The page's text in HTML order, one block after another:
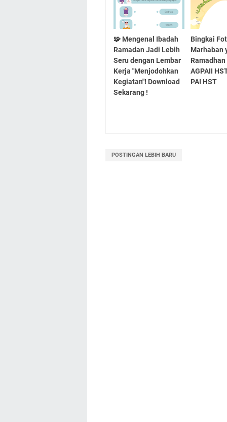
🧩 Mengenal Ibadah
Ramadan Jadi Lebih
Seru dengan Lembar
Kerja "Menjodohkan
Kegiatan"! Download
Sekarang !
Bingkai
Marhaban
Ramadhan
AGPAII
PAI HST
POSTINGAN LEBIH BARU